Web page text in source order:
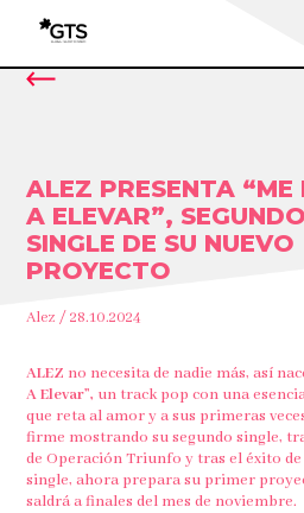
ALEZ PRESENTA “ME
A ELEVAR”, SEGUNDO
SINGLE DE SU NUEVO
PROYECTO
Alez / 28.10.2024
ALEZ no necesita de nadie más, así
A Elevar”, un track pop con una
que reta al amor y a sus primeras
firme mostrando su segundo single,
de Operación Triunfo y tras el éxito de
single, ahora prepara su primer
saldrá a finales del mes de noviembre.